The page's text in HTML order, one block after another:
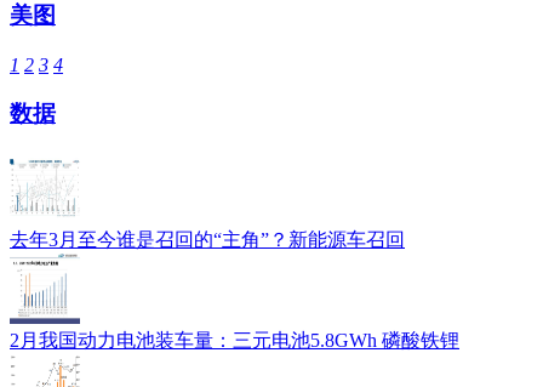
美图
1 2 3 4
数据
去年3月至今谁是召回的“主角”？新能源车召回
2月我国动力电池装车量：三元电池5.8GWh 磷酸铁锂